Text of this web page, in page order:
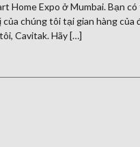
Home Expo ở Mumbai. Bạn
chúng tôi tại gian hàng của
Cavitak. Hãy […]